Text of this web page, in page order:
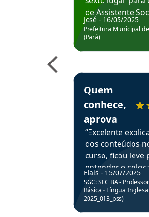
de Assistente
Hoje estou
Prefeitura de
José - 16/05/2025
Prefeitura Municipal
(Pará)
Estudante Elais
Quem
conhece,
aprova
“Excelente
dos conteúdos
curso, ficou leve
entender e
prática através
resolução de
Elais - 15/07/2025
SGC: SEC BA -
Básica - Língua
2025_013_pss)